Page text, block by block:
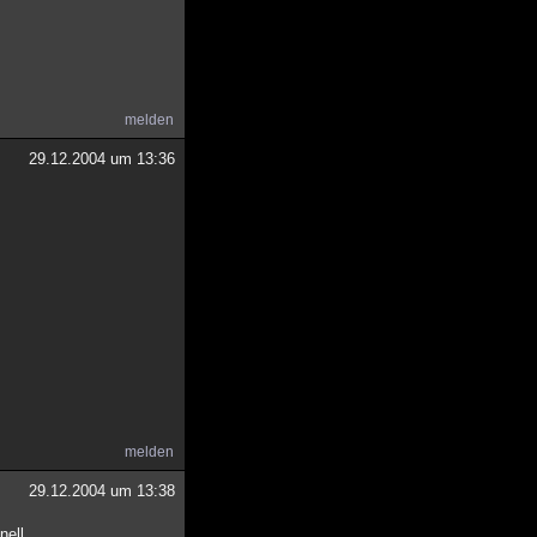
melden
29.12.2004 um 13:36
melden
29.12.2004 um 13:38